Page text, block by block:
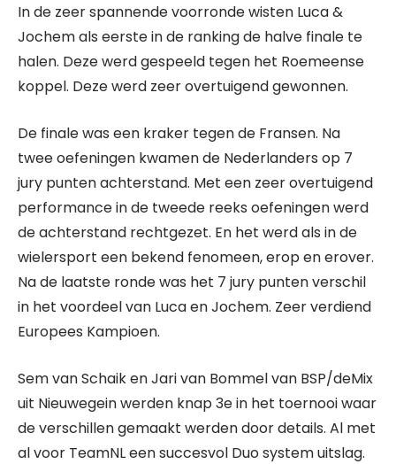
In de zeer spannende voorronde wisten Luca &
Jochem als eerste in de ranking de halve finale te
halen. Deze werd gespeeld tegen het Roemeense
koppel. Deze werd zeer overtuigend gewonnen.
De finale was een kraker tegen de Fransen. Na
twee oefeningen kwamen de Nederlanders op 7
jury punten achterstand. Met een zeer overtuigend
performance in de tweede reeks oefeningen werd
de achterstand rechtgezet. En het werd als in de
wielersport een bekend fenomeen, erop en erover.
Na de laatste ronde was het 7 jury punten verschil
in het voordeel van Luca en Jochem. Zeer verdiend
Europees Kampioen.
Sem van Schaik en Jari van Bommel van BSP/deMix
uit Nieuwegein werden knap 3e in het toernooi waar
de verschillen gemaakt werden door details. Al met
al voor TeamNL een succesvol Duo system uitslag.